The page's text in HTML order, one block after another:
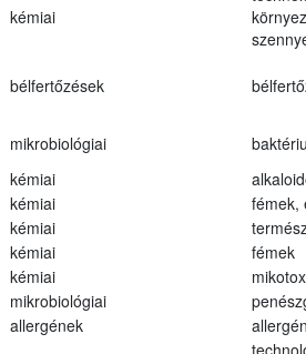
kémiai
bélfertőzések
mikrobiológiai
kémiai
kémiai
fémek,
kémiai
kémiai
fémek
kémiai
mikrobiológiai
allergének